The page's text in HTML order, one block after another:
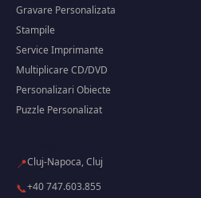
Gravare Personalizata
Stampile
Service Imprimante
Multiplicare CD/DVD
Personalizari Obiecte
Puzzle Personalizat
📍Cluj-Napoca, Cluj
📞+40 747.603.855